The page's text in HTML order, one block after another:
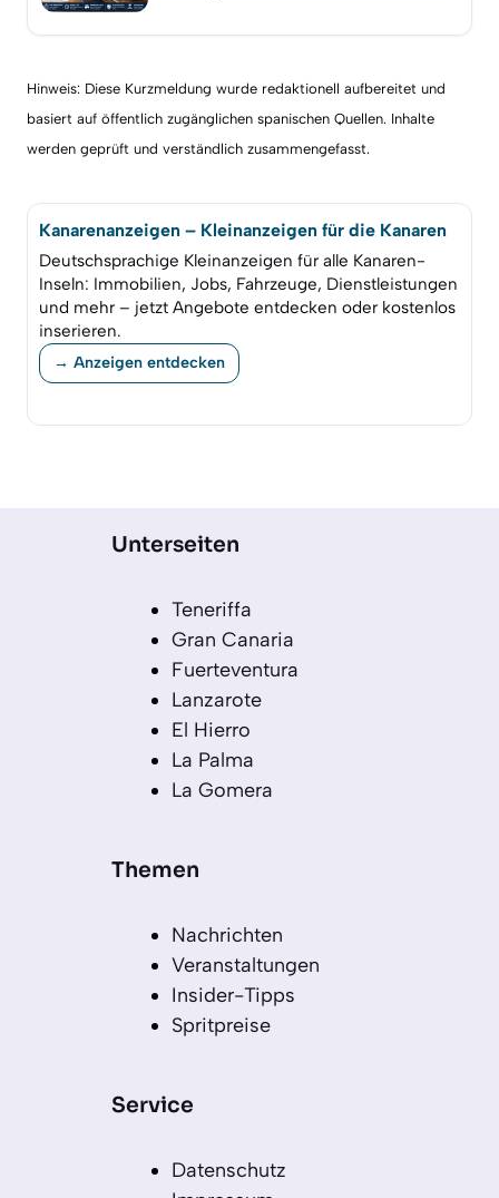
Hinweis: Diese Kurzmeldung wurde redaktionell aufbereitet und
basiert auf öffentlich zugänglichen spanischen Quellen. Inhalte
werden geprüft und verständlich zusammengefasst.
Kanarenanzeigen – Kleinanzeigen für die Kanaren
Deutschsprachige Kleinanzeigen für alle Kanaren-
Inseln: Immobilien, Jobs, Fahrzeuge, Dienstleistungen
und mehr – jetzt Angebote entdecken oder kostenlos
inserieren.
→ Anzeigen entdecken
Unterseiten
Teneriffa
Gran Canaria
Fuerteventura
Lanzarote
El Hierro
La Palma
La Gomera
Themen
Nachrichten
Veranstaltungen
Insider-Tipps
Spritpreise
Service
Datenschutz